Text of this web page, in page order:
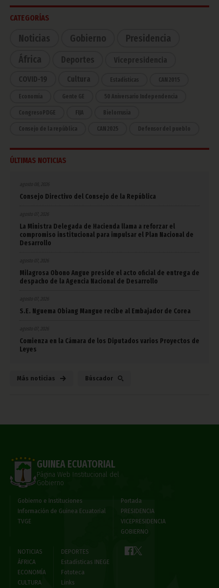
CATEGORÍAS
Noticias Gobierno
Presidencia
África
Deportes Vicepresidencia
COVID-19 Cultura Estadísticas CAN 2015
Economía Gente GE 50 Aniversario Independencia
CongresoPDGE FIJA Bielorrusia
Consejo de la república CAN 2025 Defensor del pueblo
ÚLTIMAS NOTICIAS
Consejo Directivo del Consejo de la República
agosto 07, 2026
La Ministra Delegada de Hacienda llama a reforzar el
compromiso institucional para impulsar el Plan Nacional de
Desarrollo
agosto 07, 2026
Milagrosa Obono Angue preside el acto oficial de entrega de
despacho de la Agencia Nacional de Desarrollo
agosto 07, 2026
S.E. Nguema Obiang Mangue recibe al Embajador de Corea
agosto 07, 2026
Comienza en la Cámara de los Diputados varios Proyectos de
Leyes
Más noticias Búscador
GUINEA ECUATORIAL
Página Web Institucional del
Gobierno
Gobierno e Instituciones
Información de Guinea Ecuatorial
TVGE
Portada
PRESIDENCIA
VICEPRESIDENCIA
GOBIERNO
NOTICIAS
ÁFRICA
ECONOMÍA
CULTURA
DEPORTES
Estadísticas INEGE
Fototeca
Links